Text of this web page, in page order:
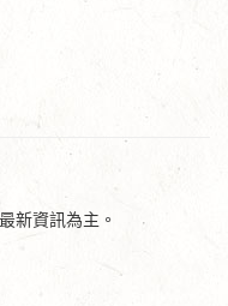
新資訊為主。